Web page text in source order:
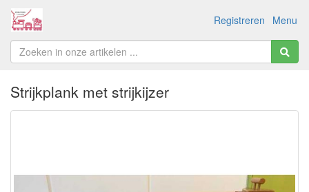
Menu
Registreren
Strijkplank met strijkijzer